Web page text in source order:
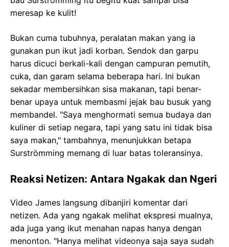
meresap ke kulit!
Bukan cuma tubuhnya, peralatan makan yang ia
gunakan pun ikut jadi korban. Sendok dan garpu
harus dicuci berkali-kali dengan campuran pemutih,
cuka, dan garam selama beberapa hari. Ini bukan
sekadar membersihkan sisa makanan, tapi benar-
benar upaya untuk membasmi jejak bau busuk yang
membandel. "Saya menghormati semua budaya dan
kuliner di setiap negara, tapi yang satu ini tidak bisa
saya makan," tambahnya, menunjukkan betapa
Surströmming memang di luar batas toleransinya.
Reaksi Netizen: Antara Ngakak dan Ngeri
Video James langsung dibanjiri komentar dari
netizen. Ada yang ngakak melihat ekspresi mualnya,
ada juga yang ikut menahan napas hanya dengan
menonton. "Hanya melihat videonya saja saya sudah